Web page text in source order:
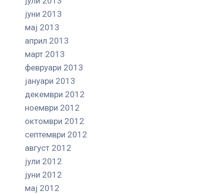
јуни 2013
мај 2013
април 2013
март 2013
февруари 2013
јануари 2013
декември 2012
ноември 2012
октомври 2012
септември 2012
август 2012
јули 2012
јуни 2012
мај 2012